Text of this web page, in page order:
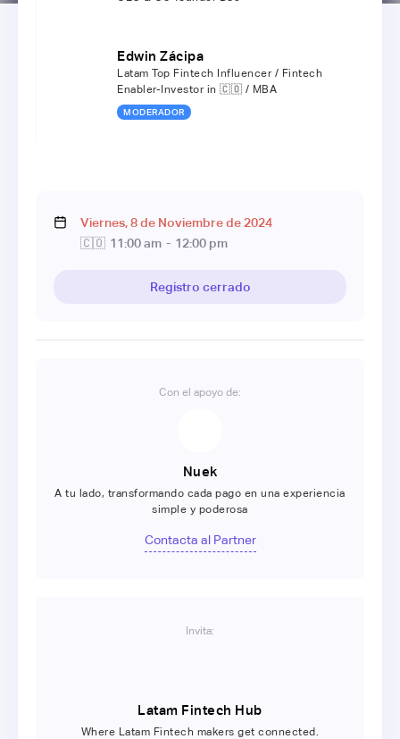
Edwin Zácipa
Latam Top Fintech Influencer / Fintech
Enabler-Investor in 🇨🇴 / MBA
MODERADOR
Viernes,8de Noviembrede 2024
🇨🇴 11:00 am - 12:00 pm
Registro cerrado
Con el apoyo de:
Nuek
A tu lado, transformando cada pago en una experiencia
simple y poderosa
Contacta al Partner
Invita:
Latam Fintech Hub
Where Latam Fintech makers get connected.